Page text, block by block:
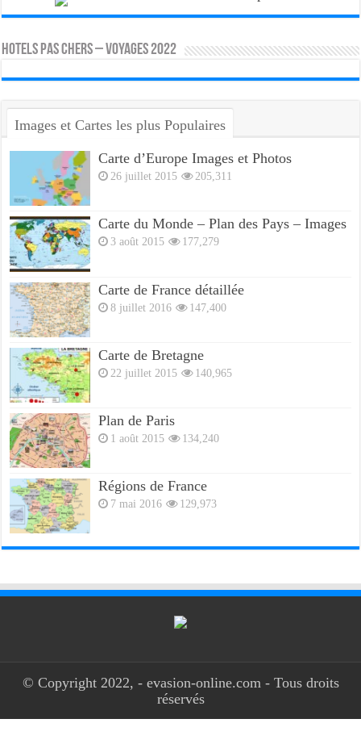
HOTELS PAS CHERS – VOYAGES 2022
Images et Cartes les plus Populaires
Carte d’Europe Images et Photos
26 juillet 2015 205,311
Carte du Monde – Plan des Pays – Images
3 août 2015 177,279
Carte de France détaillée
8 juillet 2016 147,400
Carte de Bretagne
22 juillet 2015 140,965
Plan de Paris
1 août 2015 134,240
Régions de France
7 mai 2016 129,973
© Copyright 2022, - evasion-online.com - Tous droits
réservés